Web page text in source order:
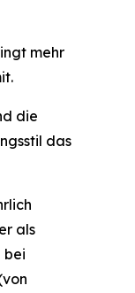
mehr
die
das
als
bei